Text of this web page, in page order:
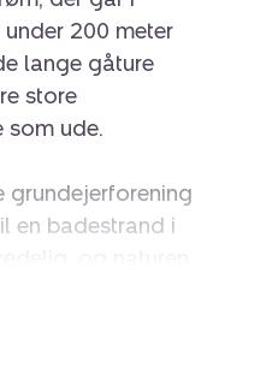
200 meter
lange gåture
store
som ude.
grundejerforening
en badestrand i
ti minutter til